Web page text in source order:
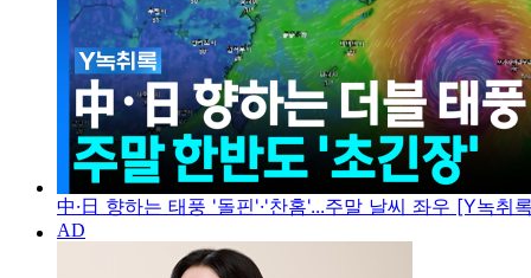
中·日 향하는 태풍 '돌핀'·'찬홈'...주말 날씨 좌우 [Y녹취